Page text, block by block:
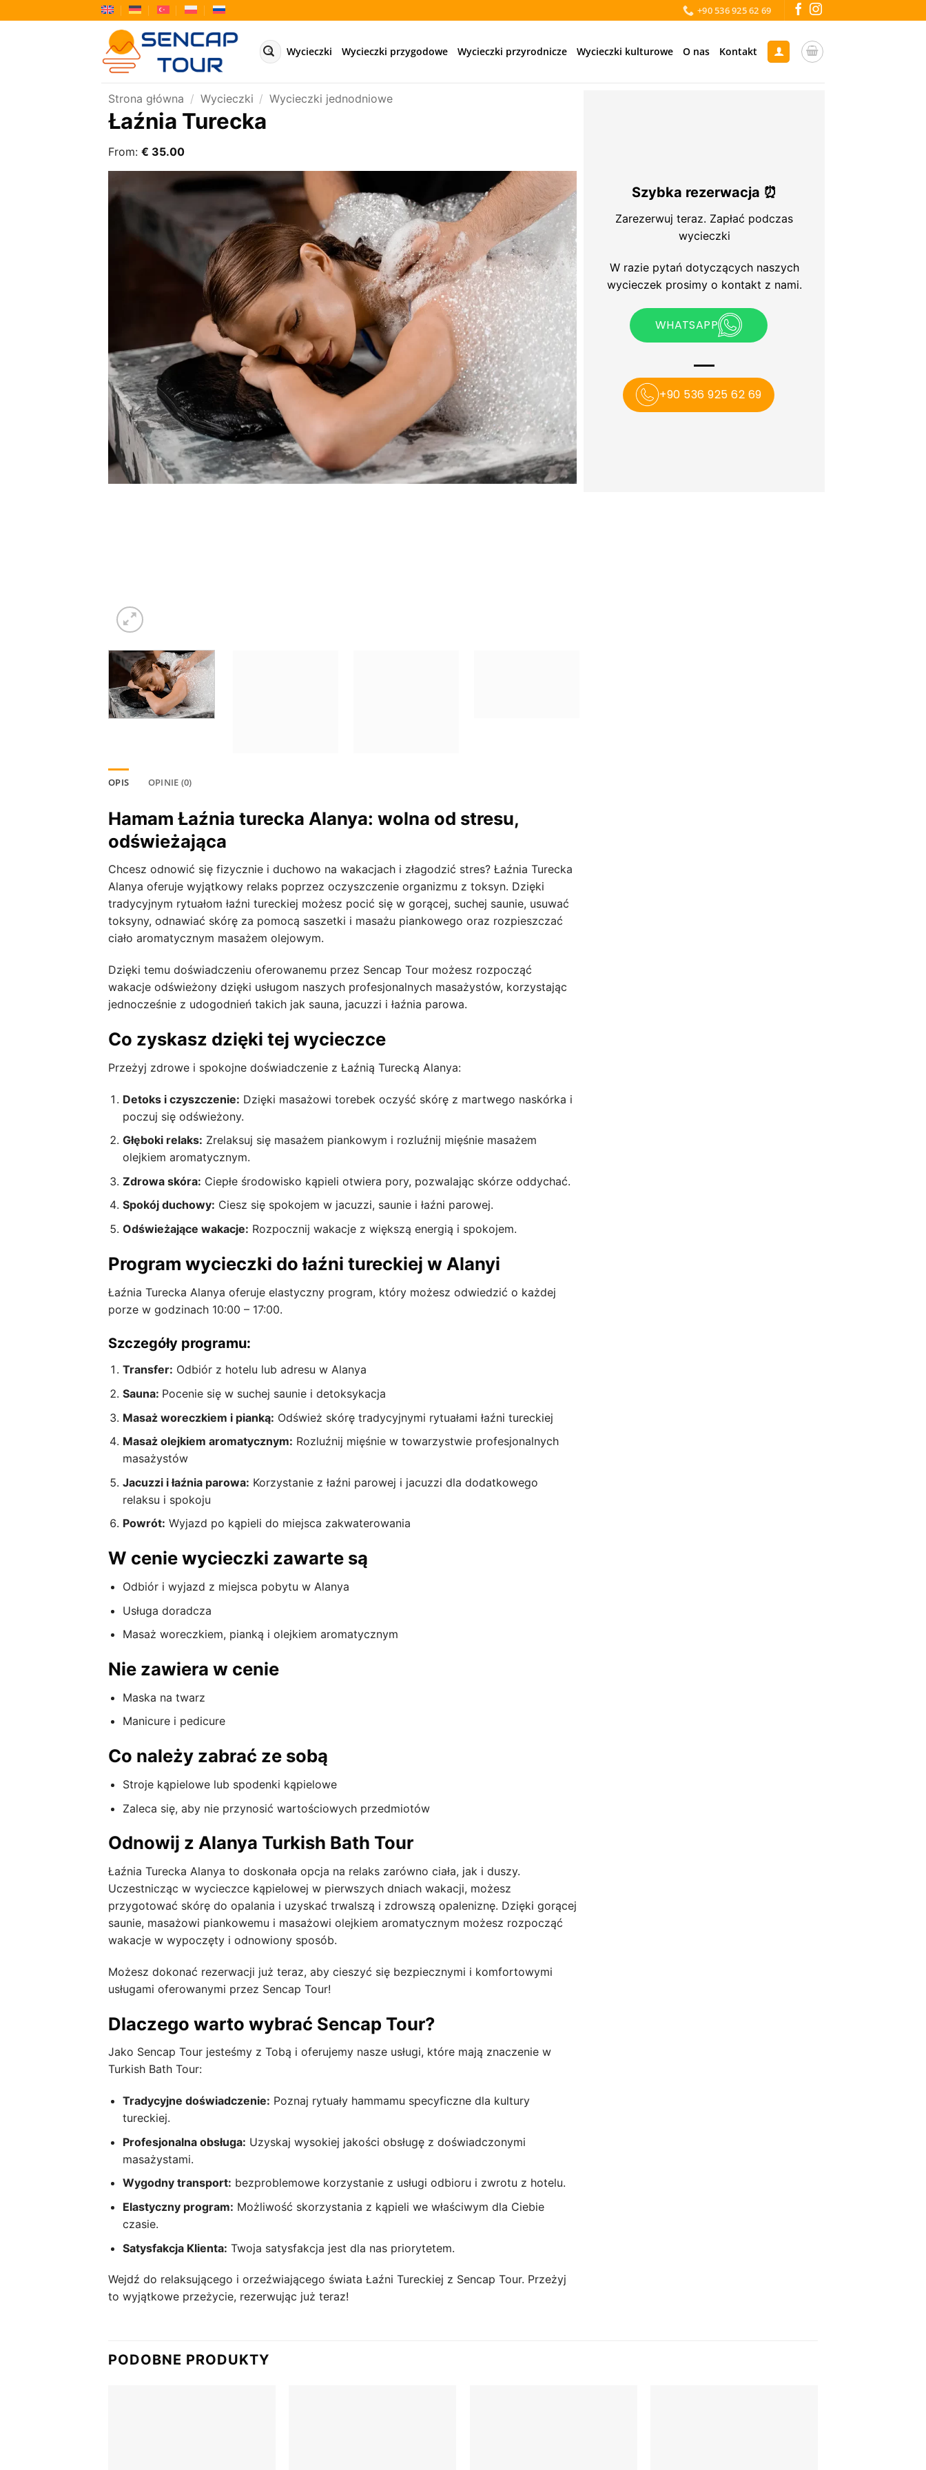
do
+90 536 925 62 69
Szukaj:Wycieczki Wycieczki przygodowe Wycieczki przyrodnicze Wycieczki kulturowe O nas Kontakt
Strona główna / Wycieczki / Wycieczki jednodniowe
Łaźnia Turecka
From: € 35.00
OPIS OPINIE (0)
Hamam Łaźnia turecka Alanya: wolna od stresu,
odświeżająca
Chcesz odnowić się fizycznie i duchowo na wakacjach i złagodzić stres? Łaźnia Turecka
Alanya oferuje wyjątkowy relaks poprzez oczyszczenie organizmu z toksyn. Dzięki
tradycyjnym rytuałom łaźni tureckiej możesz pocić się w gorącej, suchej saunie, usuwać
toksyny, odnawiać skórę za pomocą saszetki i masażu piankowego oraz rozpieszczać
ciało aromatycznym masażem olejowym.
Dzięki temu doświadczeniu oferowanemu przez Sencap Tour możesz rozpocząć
wakacje odświeżony dzięki usługom naszych profesjonalnych masażystów, korzystając
jednocześnie z udogodnień takich jak sauna, jacuzzi i łaźnia parowa.
Co zyskasz dzięki tej wycieczce
Przeżyj zdrowe i spokojne doświadczenie z Łaźnią Turecką Alanya:
Detoks i czyszczenie: Dzięki masażowi torebek oczyść skórę z martwego naskórka i
poczuj się odświeżony.
Głęboki relaks: Zrelaksuj się masażem piankowym i rozluźnij mięśnie masażem
olejkiem aromatycznym.
Zdrowa skóra: Ciepłe środowisko kąpieli otwiera pory, pozwalając skórze oddychać.
Spokój duchowy: Ciesz się spokojem w jacuzzi, saunie i łaźni parowej.
Odświeżające wakacje: Rozpocznij wakacje z większą energią i spokojem.
Program wycieczki do łaźni tureckiej w Alanyi
Łaźnia Turecka Alanya oferuje elastyczny program, który możesz odwiedzić o każdej
porze w godzinach 10:00 – 17:00.
Szczegóły programu:
Transfer: Odbiór z hotelu lub adresu w Alanya
Sauna: Pocenie się w suchej saunie i detoksykacja
Masaż woreczkiem i pianką: Odśwież skórę tradycyjnymi rytuałami łaźni tureckiej
Masaż olejkiem aromatycznym: Rozluźnij mięśnie w towarzystwie profesjonalnych
masażystów
Jacuzzi i łaźnia parowa: Korzystanie z łaźni parowej i jacuzzi dla dodatkowego
relaksu i spokoju
Powrót: Wyjazd po kąpieli do miejsca zakwaterowania
W cenie wycieczki zawarte są
Odbiór i wyjazd z miejsca pobytu w Alanya
Usługa doradcza
Masaż woreczkiem, pianką i olejkiem aromatycznym
Nie zawiera w cenie
Maska na twarz
Manicure i pedicure
Co należy zabrać ze sobą
Stroje kąpielowe lub spodenki kąpielowe
Zaleca się, aby nie przynosić wartościowych przedmiotów
Odnowij z Alanya Turkish Bath Tour
Łaźnia Turecka Alanya to doskonała opcja na relaks zarówno ciała, jak i duszy.
Uczestnicząc w wycieczce kąpielowej w pierwszych dniach wakacji, możesz
przygotować skórę do opalania i uzyskać trwalszą i zdrowszą opaleniznę. Dzięki gorącej
saunie, masażowi piankowemu i masażowi olejkiem aromatycznym możesz rozpocząć
wakacje w wypoczęty i odnowiony sposób.
Możesz dokonać rezerwacji już teraz, aby cieszyć się bezpiecznymi i komfortowymi
usługami oferowanymi przez Sencap Tour!
Dlaczego warto wybrać Sencap Tour?
Jako Sencap Tour jesteśmy z Tobą i oferujemy nasze usługi, które mają znaczenie w
Turkish Bath Tour:
Tradycyjne doświadczenie: Poznaj rytuały hammamu specyficzne dla kultury
tureckiej.
Profesjonalna obsługa: Uzyskaj wysokiej jakości obsługę z doświadczonymi
masażystami.
Wygodny transport: bezproblemowe korzystanie z usługi odbioru i zwrotu z hotelu.
Elastyczny program: Możliwość skorzystania z kąpieli we właściwym dla Ciebie
czasie.
Satysfakcja Klienta: Twoja satysfakcja jest dla nas priorytetem.
Wejdź do relaksującego i orzeźwiającego świata Łaźni Tureckiej z Sencap Tour. Przeżyj
to wyjątkowe przeżycie, rezerwując już teraz!
Szybka rezerwacja ⏰
Zarezerwuj teraz. Zapłać podczas
wycieczki
W razie pytań dotyczących naszych
wycieczek prosimy o kontakt z nami.
WHATSAPP
+90 536 925 62 69
PODOBNE PRODUKTY